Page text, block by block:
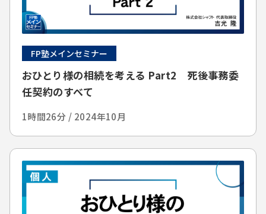
FP塾メインセミナー
おひとり様の相続を考える Part2 死後事務委
任契約のすべて
1時間26分 / 2024年10月